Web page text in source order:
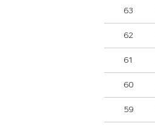
63
62
61
60
59